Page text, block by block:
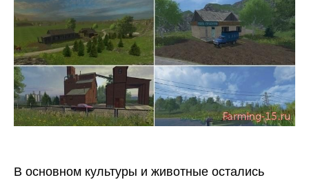
В основном культуры и животные остались